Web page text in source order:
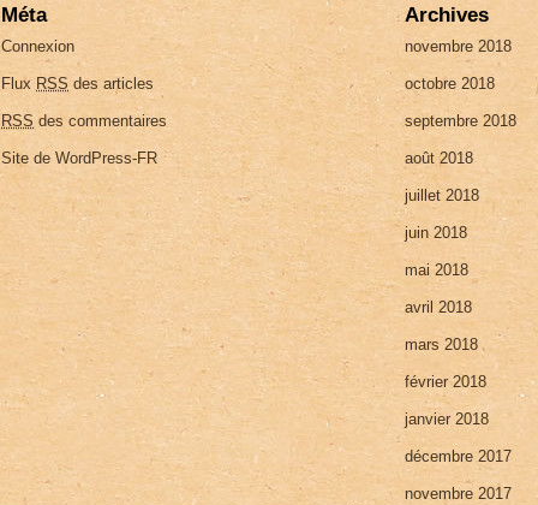
Méta
Connexion
Flux RSS des articles
RSS des commentaires
Site de WordPress-FR
Archives
novembre 2018
octobre 2018
septembre 2018
août 2018
juillet 2018
juin 2018
mai 2018
avril 2018
mars 2018
février 2018
janvier 2018
décembre 2017
novembre 2017